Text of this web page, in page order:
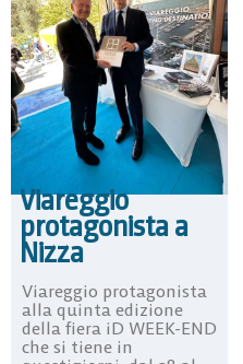
Viareggio
protagonista a
Nizza
Viareggio protagonista
alla quinta edizione
della fiera iD WEEK-END
che si tiene in